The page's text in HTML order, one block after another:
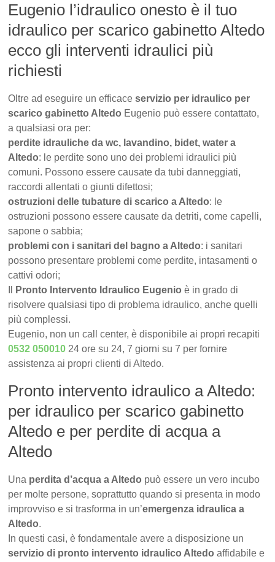
Eugenio l’idraulico onesto è il tuo
idraulico per scarico gabinetto Altedo
ecco gli interventi idraulici più
richiesti
Oltre ad eseguire un efficaceservizio per idraulico per
scarico gabinetto Altedo Eugenio può essere contattato,
a qualsiasi ora per:
perdite idrauliche da wc, lavandino, bidet, water a
Altedo: le perdite sono uno dei problemi idraulici più
comuni. Possono essere causate da tubi danneggiati,
raccordi allentati o giunti difettosi;
ostruzioni delle tubature di scarico a Altedo: le
ostruzioni possono essere causate da detriti, come capelli,
sapone o sabbia;
problemi con i sanitari del bagno a Altedo: i sanitari
possono presentare problemi come perdite, intasamenti o
cattivi odori;
Pronto Intervento Idraulico Eugenio è in grado di
risolvere qualsiasi tipo di problema idraulico, anche quelli
più complessi.
Eugenio, non un call center, è disponibile ai propri recapiti
0532 050010 24 ore su 24, 7 giorni su 7 per fornire
assistenza ai propri clienti di Altedo.
Pronto intervento idraulico a Altedo:
per idraulico per scarico gabinetto
Altedo e per perdite di acqua a
Altedo
Una perdita d’acqua a Altedo può essere un vero incubo
per molte persone, soprattutto quando si presenta in modo
improvviso e si trasforma in un’emergenza idraulica a
Altedo.
In questi casi, è fondamentale avere a disposizione un
servizio di pronto intervento idraulico Altedoaffidabile e